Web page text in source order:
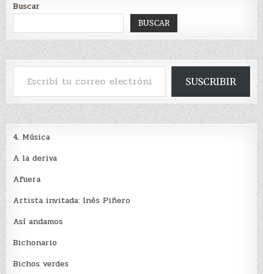
Buscar
BUSCAR
Escribí tu correo electrónico…
SUSCRIBIR
4. Música
A la deriva
Afuera
Artista invitada: Inés Piñero
Así andamos
Bichonario
Bichos verdes